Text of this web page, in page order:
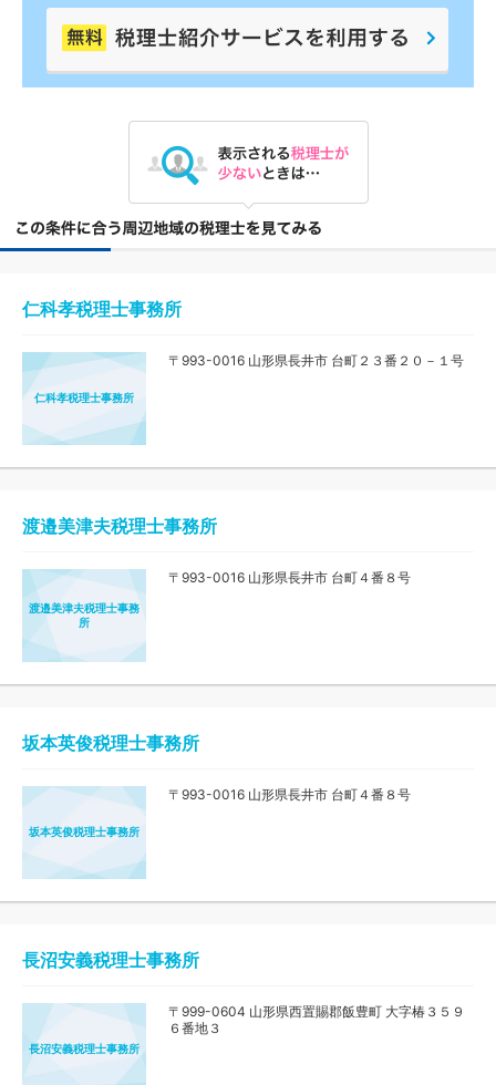
仁科孝税理士事務所
仁科孝税理士事務所
〒993-0016 山形県長井市 台町２３番２０－１号
渡邉美津夫税理士事務所
渡邉美津夫税理士事務
所
〒993-0016 山形県長井市 台町４番８号
坂本英俊税理士事務所
坂本英俊税理士事務所
〒993-0016 山形県長井市 台町４番８号
長沼安義税理士事務所
長沼安義税理士事務所
〒999-0604 山形県西置賜郡飯豊町 大字椿３５９
６番地３